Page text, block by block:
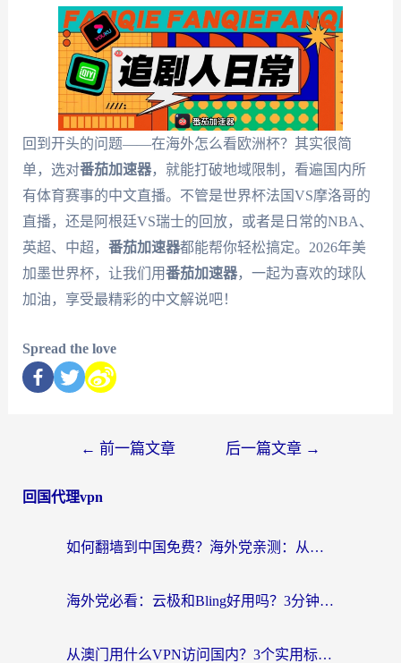
回到开头的问题——在海外怎么看欧洲杯？其实很简
单，选对番茄加速器，就能打破地域限制，看遍国内所
有体育赛事的中文直播。不管是世界杯法国VS摩洛哥的
直播，还是阿根廷VS瑞士的回放，或者是日常的NBA、
英超、中超， 番茄加速器都能帮你轻松搞定。2026年美
加墨世界杯，让我们用番茄加速器，一起为喜欢的球队
加油，享受最精彩的中文解说吧！
Spread the love
← 前一篇文章 后一篇文章 →
回国代理vpn
如何翻墙到中国免费？海外党亲测：从踩坑到选对加速器的全攻略
海外党必看：云极和Bling好用吗？3分钟教你选对回国加速器
从澳门用什么VPN访问国内？3个实用标准帮你避开坑，无缝刷剧听歌